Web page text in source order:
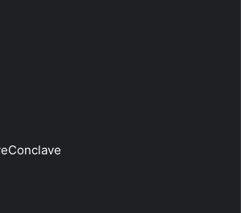
Conclave